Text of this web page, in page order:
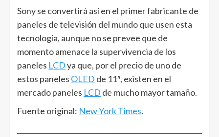
Sony se convertirá así en el primer fabricante de
paneles de televisión del mundo que usen esta
tecnología, aunque no se prevee que de
momento amenace la supervivencia de los
paneles LCDya que, por el precio de uno de
estos paneles OLED de 11″, existen en el
mercado paneles LCD de mucho mayor tamaño.
Fuente original: New York Times.